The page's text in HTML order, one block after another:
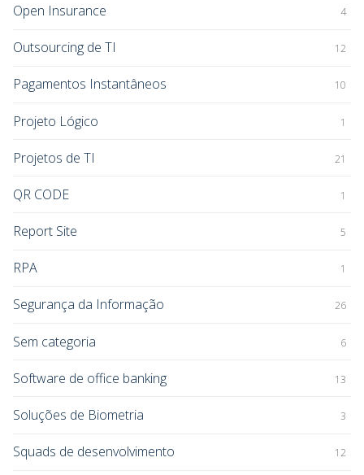
Open Insurance 4
Outsourcing de TI 12
Pagamentos Instantâneos 10
Projeto Lógico 1
Projetos de TI 21
QR CODE 1
Report Site 5
RPA 1
Segurança da Informação 26
Sem categoria 6
Software de office banking 13
Soluções de Biometria 3
Squads de desenvolvimento 12